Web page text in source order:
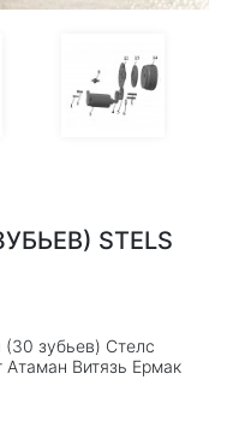
STELS
зубьев) Стелс
Атаман Витязь Ермак